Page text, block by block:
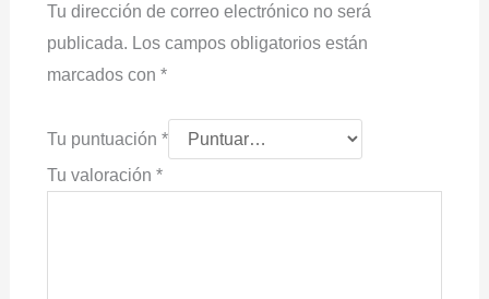
Tu dirección de correo electrónico no será
publicada. Los campos obligatorios están
marcados con *
Tu puntuación *
Tu valoración *